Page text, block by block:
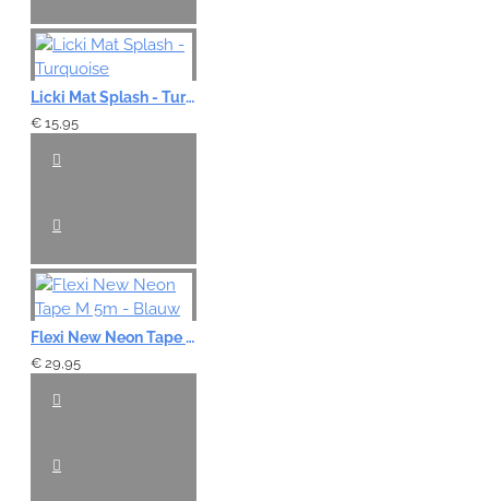
Licki Mat Splash - Turquoise
€ 15,95
Flexi New Neon Tape M 5m - Blauw
€ 29,95